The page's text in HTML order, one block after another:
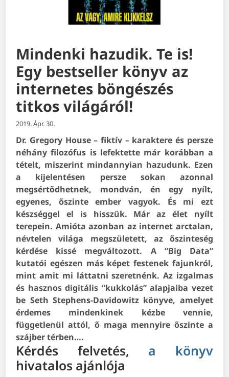
Mindenki hazudik. Te is!
Egy bestseller könyv az
internetes böngészés
titkos világáról!
2019. Ápr. 30.
Dr. Gregory House – fiktív – karaktere és persze
néhány filozófus is lefektette már korábban a
tételt, miszerint mindannyian hazudunk. Ezen
a kijelentésen persze sokan azonnal
megsértődhetnek, mondván, én egy nyílt,
egyenes, őszinte ember vagyok. És mi ezt
készséggel el is hisszük. Már az élet nyílt
terepein. Amióta azonban az internet arctalan,
névtelen világa megszületett, az őszinteség
kérdése kissé megváltozott. A “Big Data”
kutatói egészen más képet festenek fajunkról,
mint amit mi láttatni szeretnénk. Az izgalmas
és hasznos digitális “kukkolás” alapjaiba vezet
be Seth Stephens-Davidowitz könyve, amelyet
érdemes mindenkinek kézbe vennie,
függetlenül attól, ő maga mennyire őszinte a
szájber térben….
Kérdés felvetés, a könyv
hivatalos ajánlója